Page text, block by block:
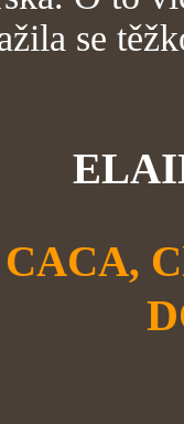
se